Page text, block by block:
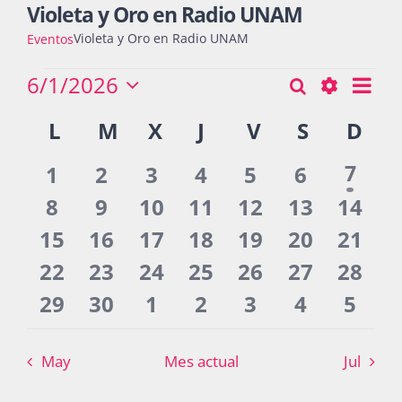
La Boletina
Blog
Recursos
Súmate
Violeta y Oro en Radio UNAM
EventosVioleta y Oro en Radio UNAM
Eventos
Búsqueda
navegació
de
vistas
de
Eventos
Buscar
Filters
Mes
6/1/2026
fecha.
Calendario
de
Eventos
L LUNES
M MARTES
XMIÉRCOLES
J JUEVES
V VIERNES
SSÁBADO
D
0
eventos
1
0
eventos
2
0
eventos
3
0
eventos
4
0
eventos
5
0
eventos
6
1
7
0
eventos
8
0
eventos
9
0
eventos
10
0
eventos
11
0
eventos
12
0
eventos
13
0
14
0
eventos
15
0
eventos
16
0
eventos
17
0
eventos
18
0
eventos
19
0
eventos
20
0
21
0
eventos
22
0
eventos
23
0
eventos
24
0
eventos
25
0
eventos
26
0
eventos
27
0
28
0
29
0
30
0
1
0
2
0
3
0
4
0
5
May Mes actual Jul